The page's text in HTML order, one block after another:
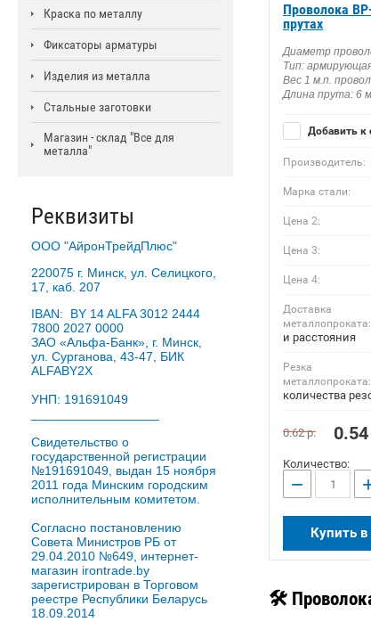
Краска по металлу
Фиксаторы арматуры
Изделия из металла
Стальные заготовки
Магазин - склад "Все для
металла"
Реквизиты
ООО "АйронТрейдПлюс"
220075 г. Минск, ул. Селицкого,
17, каб. 207
IBAN: BY 14 ALFA 3012 2444
7800 2027 0000
ЗАО «Альфа-Банк», г. Минск,
ул. Сурганова, 43-47, БИК
ALFABY2X
УНП: 191691049
Свидетельство о
государственной регистрации
№191691049, выдан 15 ноября
2011 года Минским городским
исполнительным комитетом.
Согласно постановлению
Совета Министров РБ от
29.04.2010 №649, интернет-
магазин irontrade.by
зарегистрирован в Торговом
реестре Республики Беларусь
18.09.2014
Проволока
прутах
Диаметр
Тип:
Вес 1 м.п.
Длина прута: 6
Добавить к
Производитель:
Марка стали:
Цена 2:
Цена 3:
Цена 4:
Доставка
металлопроката:
и расстояния
Резка
металлопроката:
количества
0.62р. 0.54
Количество:
−
Купить
🛠